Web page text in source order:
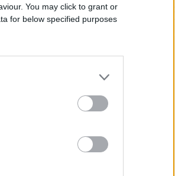
You may click to grant or
for below specified purposes
Siamo un Paese
limonata per